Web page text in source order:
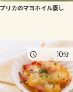
リカのマヨホイル蒸し
10分